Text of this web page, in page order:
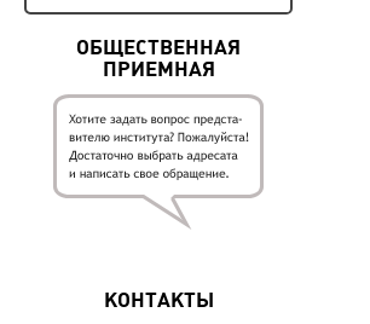
ОБЩЕСТВЕННАЯ
ПРИЕМНАЯ
КОНТАКТЫ